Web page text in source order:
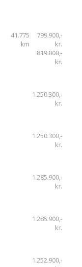
41.775
km
799.900,-
kr.
819.800,-
kr.
1.250.300,-
kr.
1.250.300,-
kr.
1.285.900,-
kr.
1.285.900,-
kr.
1.252.900,-